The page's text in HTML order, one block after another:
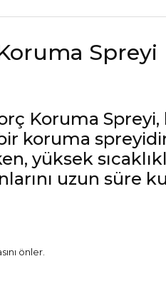
Spreyi
Koruma
koruma
yüksek
uzun süre
önler.